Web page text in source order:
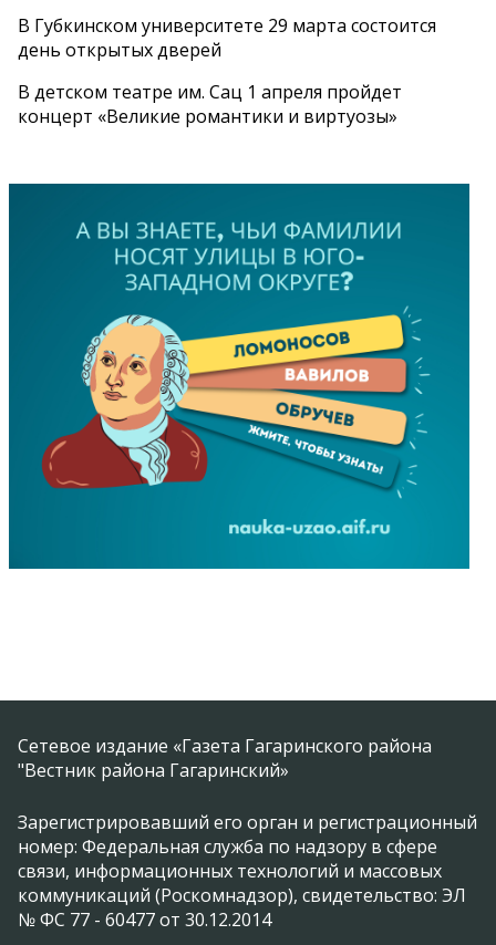
В Губкинском университете 29 марта состоится
день открытых дверей
В детском театре им. Сац 1 апреля пройдет
концерт «Великие романтики и виртуозы»
Сетевое издание «Газета Гагаринского района
"Вестник района Гагаринский»
Зарегистрировавший его орган и регистрационный
номер: Федеральная служба по надзору в сфере
связи, информационных технологий и массовых
коммуникаций (Роскомнадзор), свидетельство: ЭЛ
№ ФС 77 - 60477 от 30.12.2014